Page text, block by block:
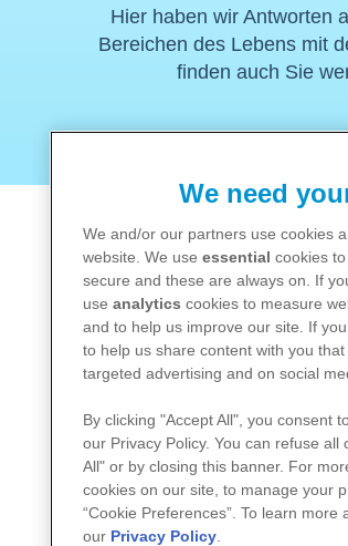
Hier haben wir Antworten
Bereichen des Lebens mit
finden auch Sie
Warum
We need
We and/or our partners use cookies
website. We use essential cookies
secure and these are always on. If
use analytics cookies to measure
and to help us improve our site. If
to help us share content with you
targeted advertising and on social
By clicking "Accept All", you consent
our Privacy Policy. You can refuse
All" or by closing this banner. For
cookies on our site, to manage your
“Cookie Preferences”. To learn
our Privacy Policy